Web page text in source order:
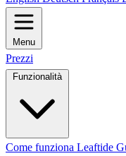
Menu
Prezzi
Funzionalità
Come funziona Leaftide